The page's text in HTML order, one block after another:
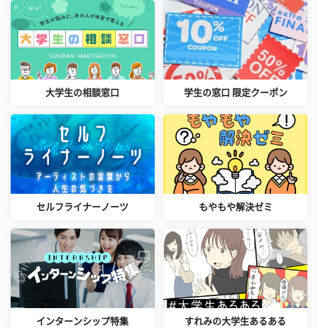
大学生の相談窓口 学生の窓口 限定クーポン
セルフライナーノーツ もやもや解決ゼミ
インターンシップ特集 すれみの大学生あるある